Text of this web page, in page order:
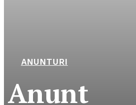
ANUNTURI
Anunt